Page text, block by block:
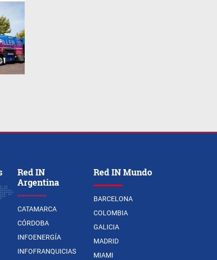
Red IN
Argentina
CATAMARCA
CÓRDOBA
INFOENERGÍA
INFOFRANQUICIAS
Red IN Mundo
BARCELONA
COLOMBIA
GALICIA
MADRID
MIAMI